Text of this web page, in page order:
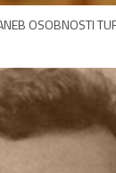
OSOBNOSTI